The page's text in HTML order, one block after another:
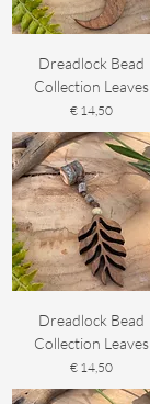
Dreadlock Bead
Collection Leaves
Prijs
€ 14,50
Dreadlock Bead
Collection Leaves
Prijs
€ 14,50